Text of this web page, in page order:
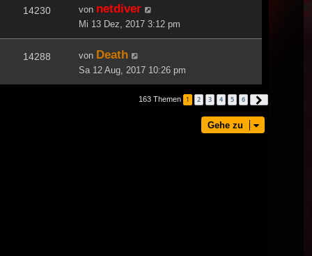
14230 von netdiver
Mi 13 Dez, 2017 3:12 pm
14288 von Death
Sa 12 Aug, 2017 10:26 pm
163 Themen 1 2 3 4 5 6
Gehe zu